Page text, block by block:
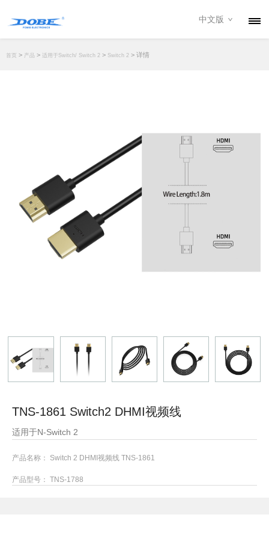
经销商
中文版
首页 > 产品 > 适用于Switch/ Switch 2 > Switch 2 > 详情
TNS-1861 Switch2 DHMI视频线
适用于N-Switch 2
产品名称： Switch 2 DHMI视频线 TNS-1861
产品型号： TNS-1788